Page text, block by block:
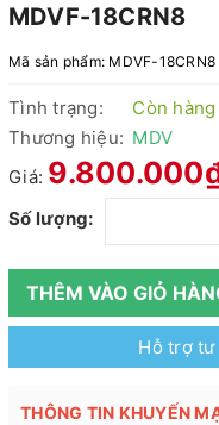
MDVF-18CRN8
Mã sản phẩm: MDVF-18CRN8
Tình trạng:
Còn hàng
Thương hiệu: MDV
Giá:
Số lượng:
THÊM VÀO GIỎ
Hỗ trợ
THÔNG TIN KHUYẾN